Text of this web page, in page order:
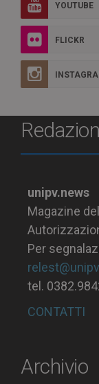
YOUTUBE
FLICKR
unipv.news
Magazine
Per
tel.
CONTATTI
Archivio